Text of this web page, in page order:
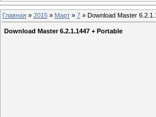
Главная » 2015 » Март » 7 » Download Master
Download Master 6.2.1.1447 + Portable